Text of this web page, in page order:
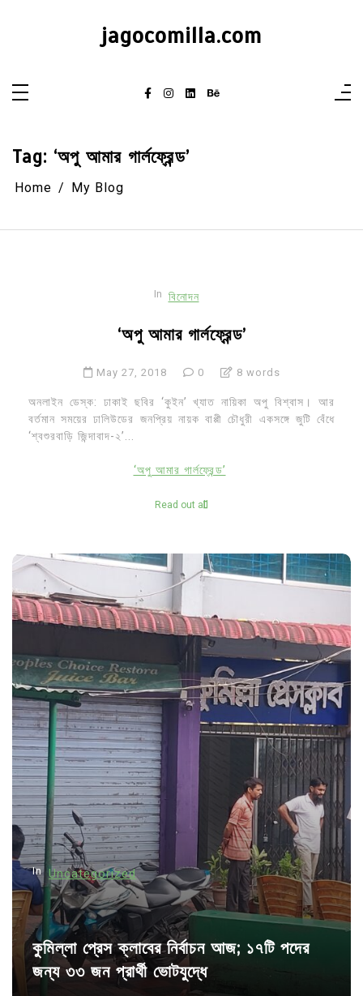
jagocomilla.com
Tag: ‘অপু আমার গার্লফ্রেন্ড’
Home My Blog
In বিনোদন
‘অপু আমার গার্লফ্রেন্ড’
May 27, 2018 0 8 words
অনলাইন ডেস্ক: ঢাকাই ছবির ‘কুইন’ খ্যাত নায়িকা অপু বিশ্বাস। আর
বর্তমান সময়ের ঢালিউডের জনপ্রিয় নায়ক বাপ্পী চৌধুরী একসঙ্গে জুটি বেঁধে
‘শ্বশুরবাড়ি জিন্দাবাদ-২’...
‘অপু আমার গার্লফ্রেন্ড’
Read out all
In Uncategorized
কুমিল্লা প্রেস ক্লাবের নির্বাচন আজ; ১৭টি পদের
জন্য ৩৩ জন প্রার্থী ভোটযুদ্ধে